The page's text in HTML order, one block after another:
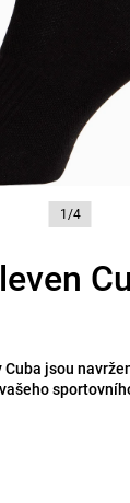
1/4
jsou